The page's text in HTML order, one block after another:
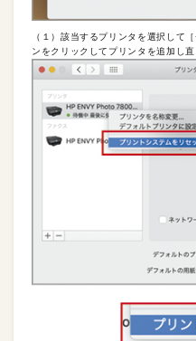
（１）該当するプリンタを選択して
ンをクリックしてプリンタを追加し直